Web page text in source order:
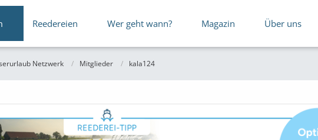
Reedereien Wer geht wann? Magazin Über uns
Netzwerk Mitglieder kala124